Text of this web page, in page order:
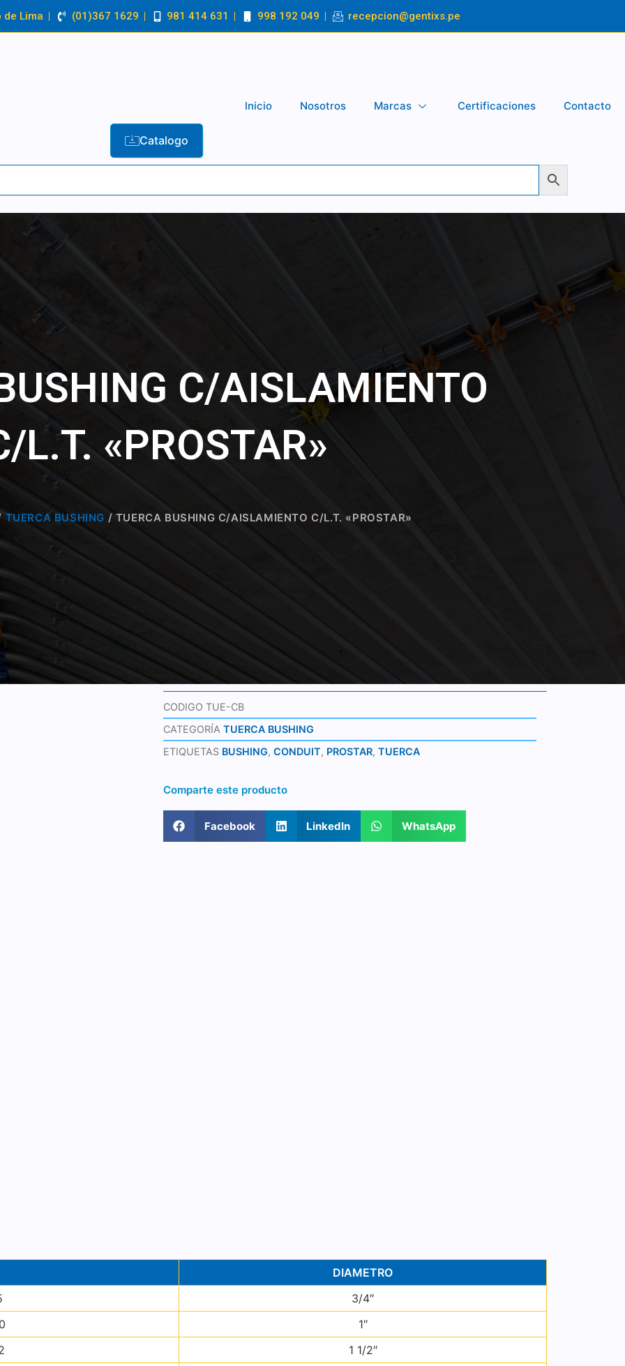
de Lima (01)367 1629 981 414 631 998 192 049 recepcion@gentixs.pe
Inicio Nosotros Marcas Certificaciones Contacto
Catalogo
C/AISLAMIENTO
L.T. «PROSTAR»
TUERCA BUSHING / TUERCA BUSHING C/AISLAMIENTO C/L.T. «PROSTAR»
CODIGO TUE-CB
CATEGORÍA TUERCA BUSHING
ETIQUETAS BUSHING, CONDUIT, PROSTAR, TUERCA
Comparte este producto
Facebook LinkedIn WhatsApp
DIAMETRO
3/4″
1″
1 1/2″